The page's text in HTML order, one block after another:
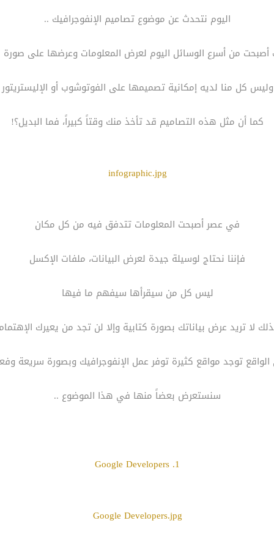
اليوم نتحدث عن موضوع تصاميم الإنفوجرافيك ..
أصبحت من أسرع الوسائل اليوم لعرض المعلومات وعرضها على
وليس كل منا لديه إمكانية تصميمها على الفوتوشوب أو الإليستريتور
كما أن مثل هذه التصاميم قد تأخذ منك وقتاً كبيراً، فما البديل؟!
infographic.jpg
في عصر أصبحت المعلومات تتدفق فيه من كل مكان
فإننا نحتاج لوسيلة جيدة لعرض البيانات، ملفات الإكسل
ليس كل من سيقرأها سيفهم ما فيها
لا تريد عرض بياناتك بصورة كتابية وإلا لن تجد من يعيرك
توجد مواقع كثيرة توفر عمل الإنفوجرافيك وبصورة سريعة
سنستعرض بعضاً منها في هذا الموضوع ..
1. Google Developers
Google Developers.jpg